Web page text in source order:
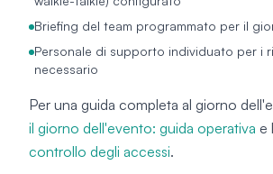
Briefing del team programmato per il
Personale di supporto individuato per i
necessario
Per una guida completa al giorno
il giorno dell'evento: guida operativa e
controllo degli accessi.